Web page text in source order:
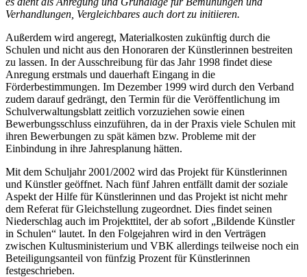
Verhandlungen, Vergleichbares auch dort zu initiieren.
Außerdem wird angeregt, Materialkosten zukünftig durch die
Schulen und nicht aus den Honoraren der Künstlerinnen bestreiten
zu lassen. In der Ausschreibung für das Jahr 1998 findet diese
Anregung erstmals und dauerhaft Eingang in die
Förderbestimmungen. Im Dezember 1999 wird durch den Verband
zudem darauf gedrängt, den Termin für die Veröffentlichung im
Schulverwaltungsblatt zeitlich vorzuziehen sowie einen
Bewerbungsschluss einzuführen, da in der Praxis viele Schulen mit
ihren Bewerbungen zu spät kämen bzw. Probleme mit der
Einbindung in ihre Jahresplanung hätten.
Mit dem Schuljahr 2001/2002 wird das Projekt für Künstlerinnen
und Künstler geöffnet. Nach fünf Jahren entfällt damit der soziale
Aspekt der Hilfe für Künstlerinnen und das Projekt ist nicht mehr
dem Referat für Gleichstellung zugeordnet. Dies findet seinen
Niederschlag auch im Projekttitel, der ab sofort „Bildende Künstler
in Schulen“ lautet. In den Folgejahren wird in den Verträgen
zwischen Kultusministerium und VBK allerdings teilweise noch ein
Beteiligungsanteil von fünfzig Prozent für Künstlerinnen
festgeschrieben.